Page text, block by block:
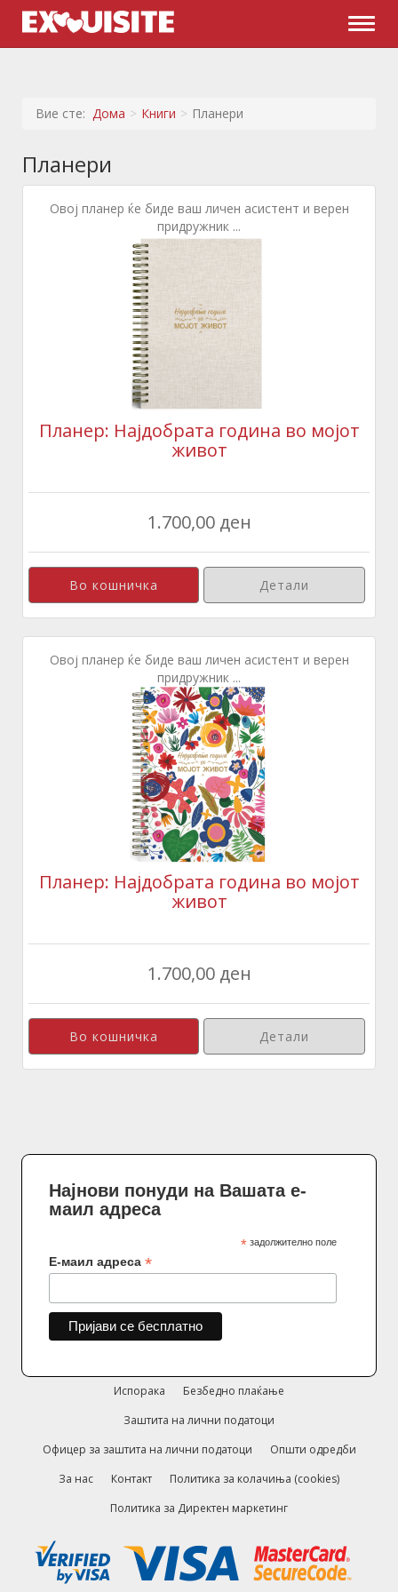
Вие сте: Дома Книги Планери
Планери
Овој планер ќе биде ваш личен асистент и верен
придружник ...
Планер: Најдобрата година во мојот
живот
1.700,00 ден
Детали
Овој планер ќе биде ваш личен асистент и верен
придружник ...
Планер: Најдобрата година во мојот
живот
1.700,00 ден
Детали
Најнови понуди на Вашата е-
маил адреса
* задолжително поле
Е-маил адреса *
Испорака
Безбедно плаќање
Заштита на лични податоци
Офицер за заштита на лични податоци
Општи одредби
За нас
Контакт
Политика за колачиња (cookies)
Политика за Директен маркетинг